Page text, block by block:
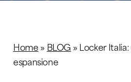
Home» BLOG »Locker
espansione